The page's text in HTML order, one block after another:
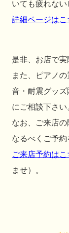
いても疲れない
詳細ページはこ
是非、お店で
また、ピアノ
音・耐震グッ
にご相談下さい
なお、ご来店の
なるべくご予約
ご来店予約はこ
ませ）。